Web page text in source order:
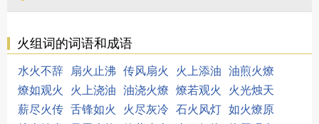
火组词的词语和成语
水火不辞 扇火止沸 传风扇火 火上添油
油煎火燎
燎如观火
火上浇油 油浇火燎 燎若观火
火光烛天
薪尽火传 舌锋如火 火尽灰冷 石火风灯 如火燎原